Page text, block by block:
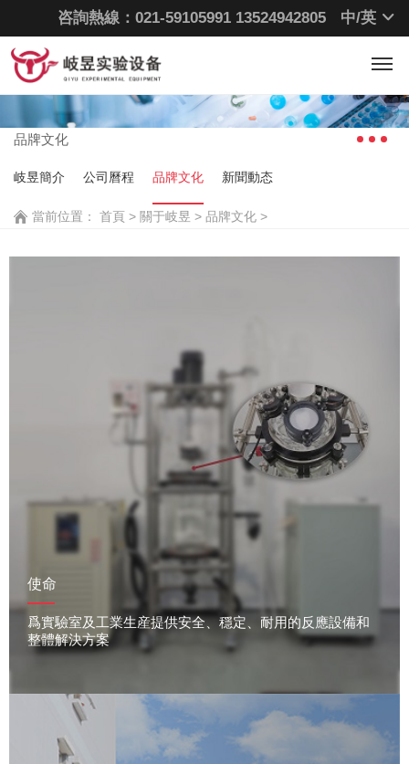
中/英
咨詢熱線：021-59105991 13524942805
品牌文化
成爲行業知名品牌
品牌文化
岐昱簡介 公司曆程 品牌文化 新聞動态
當前位置： 首頁 > 關于岐昱 > 品牌文化 >
使命
爲實驗室及工業生産提供安全、穩定、耐用的反應設備和
整體解決方案